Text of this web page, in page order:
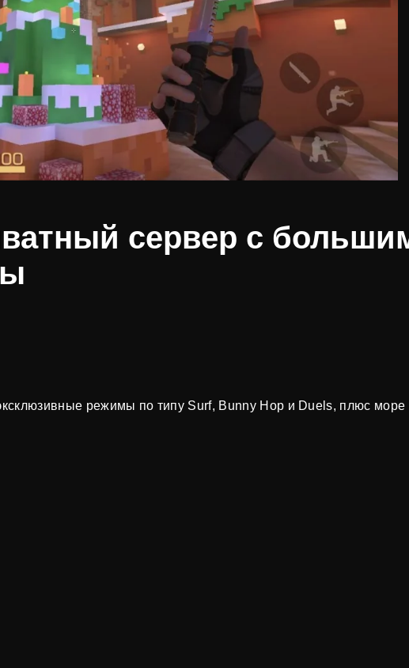
сервер с
режимы по типу Surf, Bunny Hop и Duels, плюс море